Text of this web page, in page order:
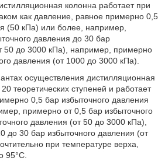
колонна работает при
как давление, равное примерно 0,5
(50 кПа) или более, например,
давления до 30 бар
50 до 3000 кПа), например, примерно
давления (от 1000 до 3000 кПа).
осуществления дистилляционная
теоретических ступеней и работает
0,5 бар избыточного давления
примерно от 0,5 бар избыточного
давления (от 50 до 3000 кПа),
до 30 бар избыточного давления (от
при температуре верха,
95°С.